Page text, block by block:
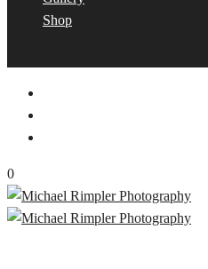
Shop
0